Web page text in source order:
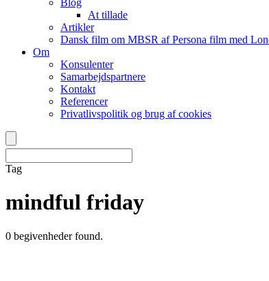
Blog
At tillade
Artikler
Dansk film om MBSR af Persona film med
Om
Konsulenter
Samarbejdspartnere
Kontakt
Referencer
Privatlivspolitik og brug af cookies
Tag
mindful friday
0 begivenheder found.